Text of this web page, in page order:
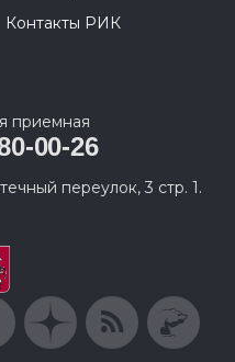
Контакты РИК
приемная
00-26
переулок, 3 стр. 1.